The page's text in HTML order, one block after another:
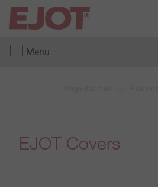
Menu
EJOT Covers